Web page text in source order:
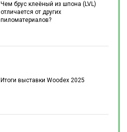
Чем брус клеёный из шпона (LVL)
отличается от других
пиломатериалов?
Итоги выставки Woodex 2025